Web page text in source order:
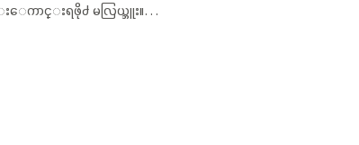
ေကာင္းရဖို႕ မလြယ္ဘူး။…